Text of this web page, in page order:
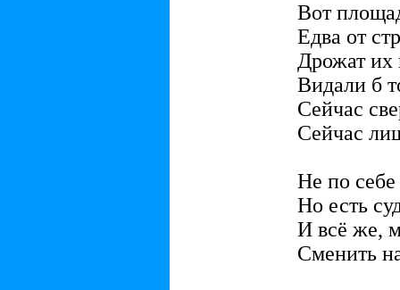
Вот
Едва от
Дрожат их
Видали б
Сейчас
Сейчас
Не по
Но есть
И всё же,
Сменить